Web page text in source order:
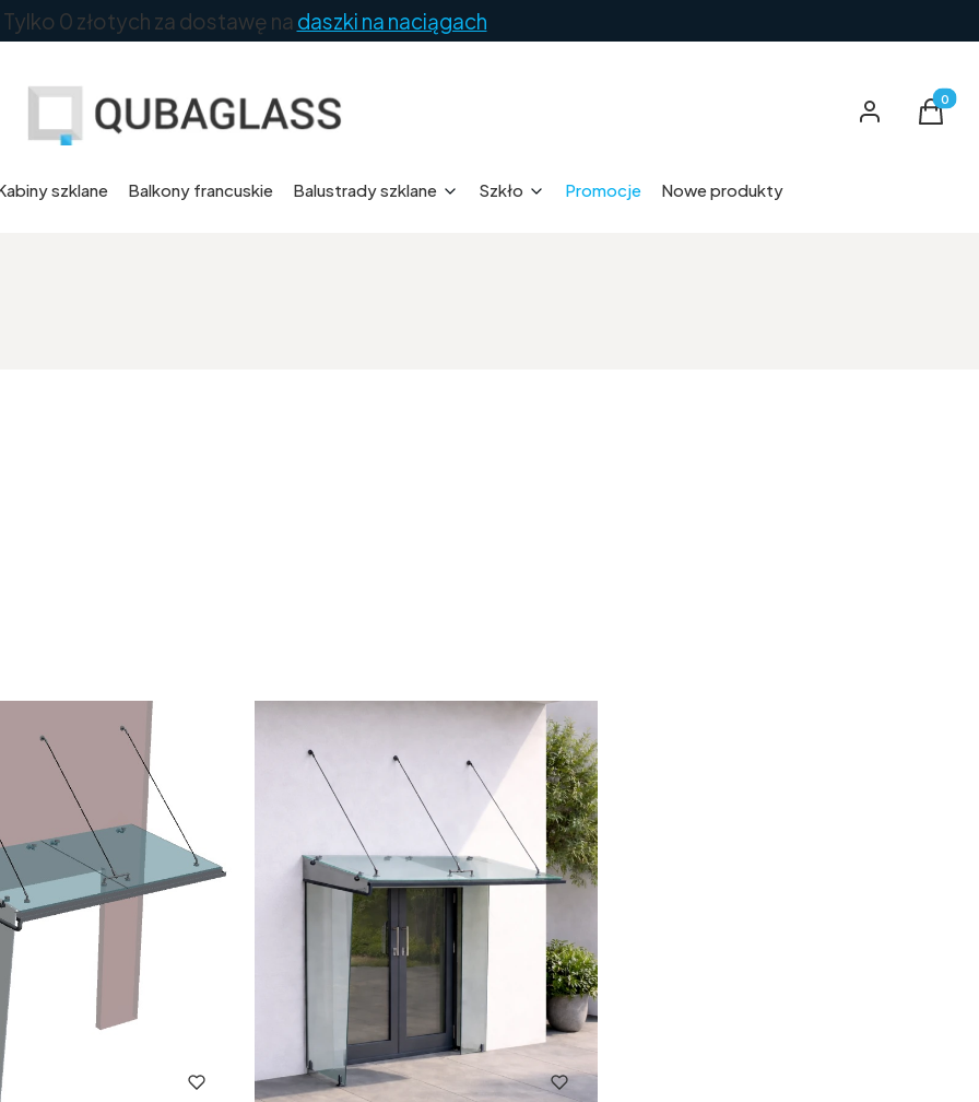
Tylko 0 złotych za dostawę na daszki na naciągach
Zaloguj sięKoszyk
szklane Balkony francuskie Balustrady szklane Szkło Promocje Nowe produkty